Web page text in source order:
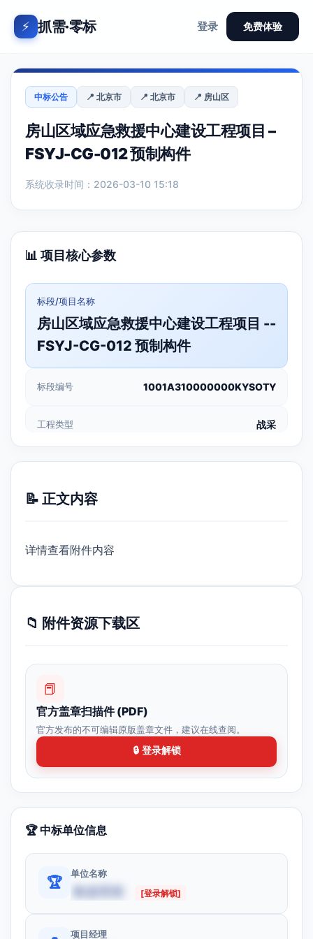
⚡ 抓需·零标 登录 免费体验
中标公告 📍 北京市 📍 北京市 📍 房山区
房山区域应急救援中心建设工程项目 –
FSYJ-CG-012 预制构件
系统收录时间：2026-03-10 15:18
📊 项目核心参数
标段/项目名称
房山区域应急救援中心建设工程项目 --
FSYJ-CG-012 预制构件
标段编号 1001A310000000KYSOTY
工程类型 战采
📝 正文内容
详情查看附件内容
📁 附件资源下载区
📕
官方盖章扫描件 (PDF)
官方发布的不可编辑原版盖章文件，建议在线查阅。
🔒 登录解锁
🏆 中标单位信息
🏆
单位名称
[登录解锁]
项目经理